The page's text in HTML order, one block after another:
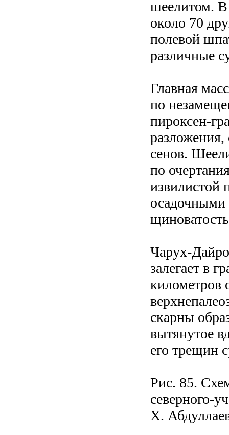
шеелитом. В
около 70
полевой
различные
Главная
по
пироксен-
разложения,
сенов.
по
извилистой
осадочными
Чарух-
залегает в
километров
скарны
вытянутое
его трещин
Рис. 85.
северного-
X.